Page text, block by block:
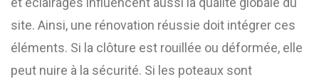
site. Ainsi, une rénovation réussie doit intégrer ces
éléments. Si la clôture est rouillée ou déformée, elle
peut nuire à la sécurité. Si les poteaux sont